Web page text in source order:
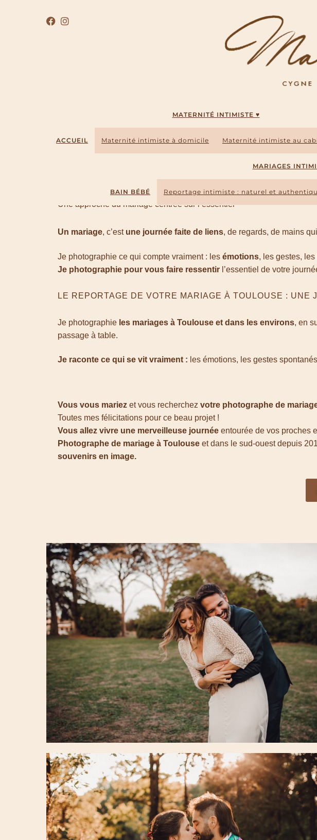
ACCUEIL
MATERNITÉ INTIMISTE ♥
Maternité intimiste à domicile Maternité intimiste au
BAIN BÉBÉ
MARIAGES
Reportage intimiste : naturel et
Mariage
Photographe de mariage à
Une approche du mariage centrée sur l’essentiel
Un mariage, c’est une journée faite de liens, de regards, de mains
Je photographie ce qui compte vraiment : les émotions, les gestes,
Je photographie pour vous faire ressentir l’essentiel de votre
LE REPORTAGE DE VOTRE MARIAGE À TOULOUSE : UNE
Je photographie les mariages à Toulouse et dans les environs, en
passage à table.
Je raconte ce qui se vit vraiment : les émotions, les gestes
Vous vous mariez et vous recherchez votre photographe de
Toutes mes félicitations pour ce beau projet !
Vous allez vivre une merveilleuse journée entourée de vos proches
Photographe de mariage à Toulouse et dans le sud-ouest depuis
souvenirs en image.